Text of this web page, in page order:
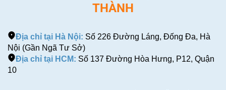
THÀNH
Địa chỉ tại Hà Nội: Số 226 Đường Láng, Đống Đa, Hà
Nội (Gần Ngã Tư Sở)
Địa chỉ tại HCM: Số 137 Đường Hòa Hưng, P12, Quận
10